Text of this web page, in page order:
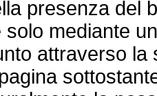
presenza del
mediante
attraverso la